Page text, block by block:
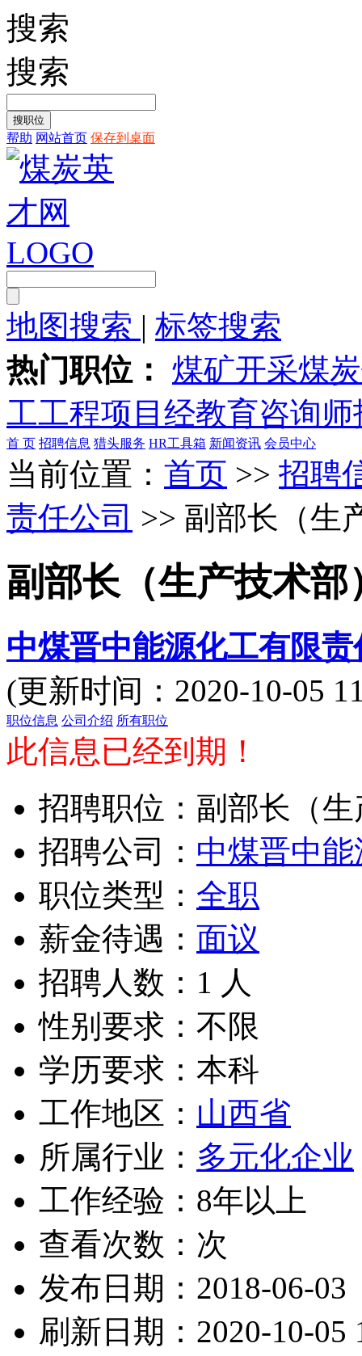
搜索
搜索
帮助 网站首页 保存到桌面
地图搜索 | 标签搜索
热门职位： 煤矿开采煤
工工程项目经教育咨询师
首 页 招聘信息 猎头服务 HR工具箱 新闻资讯 会员中心
当前位置： 首页 >> 招聘
责任公司 >> 副部长（生
副部长（生产技术部
中煤晋中能源化工有限责
(更新时间：2020-10-05
职位信息 公司介绍 所有职位
此信息已经到期！
招聘职位：副部长（
招聘公司： 中煤晋中
职位类型： 全职
薪金待遇： 面议
招聘人数：1 人
性别要求：不限
学历要求：本科
工作地区： 山西省
所属行业： 多元化企业
工作经验：8年以上
查看次数： 次
发布日期：2018-06-03
刷新日期：2020-10-05